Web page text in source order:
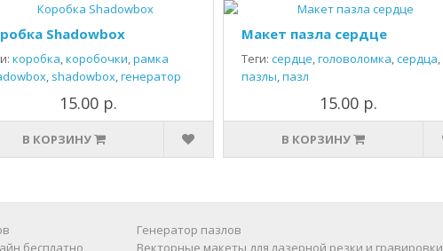
Shadowbox
коробка,коробочки,рамка
, shadowbox,генератор
15.00 р.
В КОРЗИНУ
Макет пазла сердце
Теги: сердце,головоломка,сердца,
пазлы,пазл
15.00 р.
В КОРЗИНУ
бесплатно
Генератор пазлов
Векторные макеты для лазерной резки и гравировки